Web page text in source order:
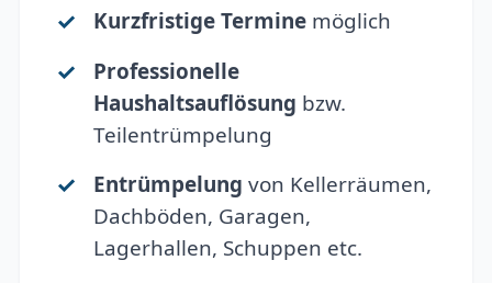
Kurzfristige Terminemöglich
Professionelle
Haushaltsauflösung bzw.
Teilentrümpelung
Entrümpelung von Kellerräumen,
Dachböden, Garagen,
Lagerhallen, Schuppen etc.